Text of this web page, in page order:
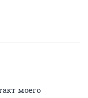
моего